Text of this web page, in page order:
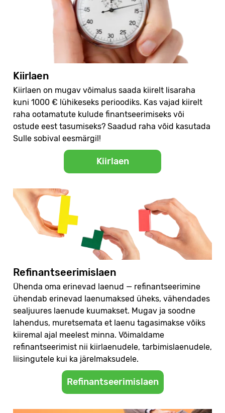
Kiirlaen
Kiirlaen on mugav võimalus saada kiirelt lisaraha
kuni 1000 € lühikeseks perioodiks. Kas vajad kiirelt
raha ootamatute kulude finantseerimiseks või
ostude eest tasumiseks? Saadud raha võid kasutada
Sulle sobival eesmärgil!
Kiirlaen
Refinantseerimislaen
Ühenda oma erinevad laenud — refinantseerimine
ühendab erinevad laenumaksed üheks, vähendades
sealjuures laenude kuumakset. Mugav ja soodne
lahendus, muretsemata et laenu tagasimakse võiks
kiiremal ajal meelest minna. Võimaldame
refinantseerimist nii kiirlaenudele, tarbimislaenudele,
liisingutele kui ka järelmaksudele.
Refinantseerimislaen